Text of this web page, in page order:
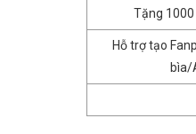
Tặng 1000
Hỗ trợ tạo
bìa/